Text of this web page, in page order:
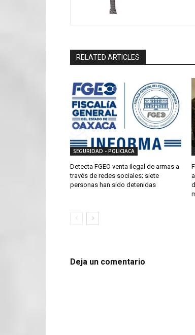
RELATED ARTICLES
SEGURIDAD - POLICIACA
Detecta FGEO venta ilegal de armas a
través de redes sociales; siete
personas han sido detenidas
Deja un comentario